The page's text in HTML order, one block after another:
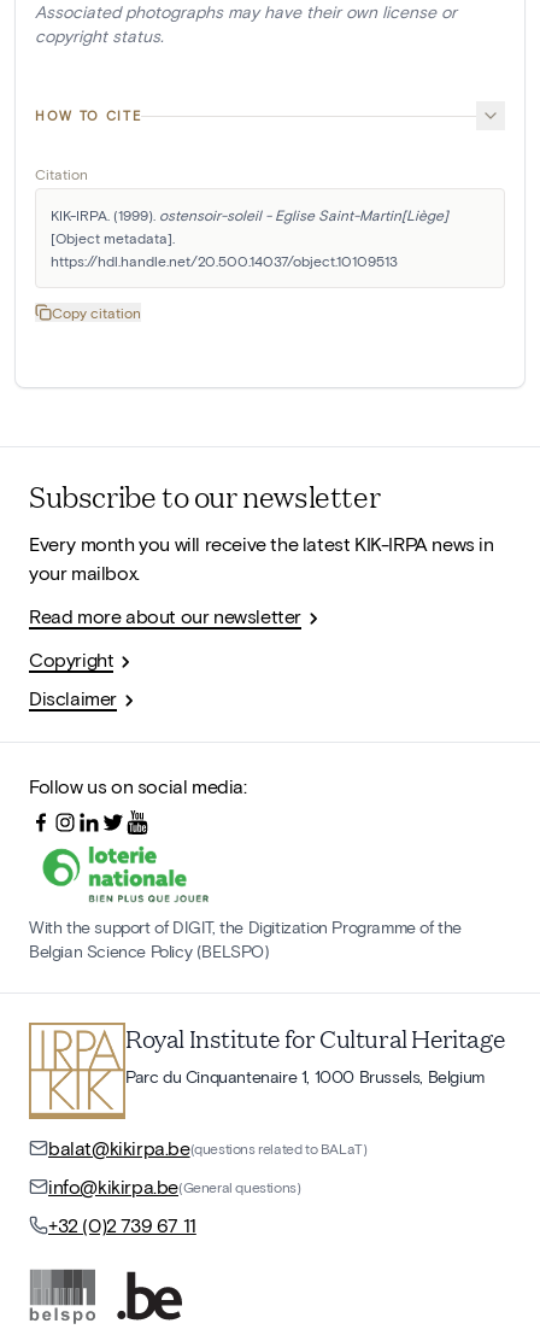
Associated photographs may have their own license or
copyright status.
HOW TO CITE
Citation
KIK-IRPA. (1999). ostensoir-soleil - Eglise Saint-Martin[Liège]
[Object metadata].
https://hdl.handle.net/20.500.14037/object.10109513
Copy citation
Subscribe to our newsletter
Every month you will receive the latest KIK-IRPA news in
your mailbox.
Read more about our newsletter
Copyright
Disclaimer
Follow us on social media:
With the support of DIGIT, the Digitization Programme of the
Belgian Science Policy (BELSPO)
Royal Institute for Cultural Heritage
Parc du Cinquantenaire 1, 1000 Brussels, Belgium
balat@kikirpa.be(questions related to BALaT)
info@kikirpa.be(General questions)
+32 (0)2 739 67 11